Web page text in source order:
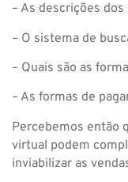
– As descrições
– O sistema de
– Quais são as
– As formas de
Percebemos então
virtual podem
inviabilizar as